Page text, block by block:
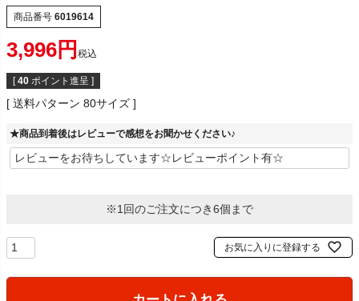
商品番号 6019614
3,996 税込
[ 40 ポイント進呈 ]
送料パターン 80サイズ
★商品到着後はレビューで感想をお聞かせください♪
※1回のご注文につき6個まで
お気に入りに登録する